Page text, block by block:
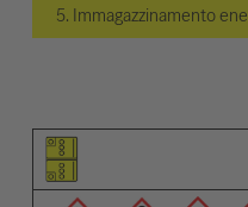
5. Immagazzinamento
Pittogramma dell'elemento
Pittogrammi degli avvisi
Descrizione